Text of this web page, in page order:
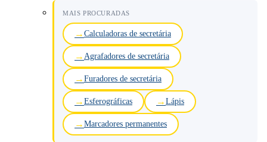
MAIS PROCURADAS
Calculadoras de secretária
Agrafadores de secretária
Furadores de secretária
Esferográficas Lápis
Marcadores permanentes